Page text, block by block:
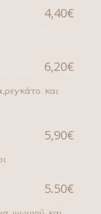
4,40€
6,20€
και
5,90€
5.50€